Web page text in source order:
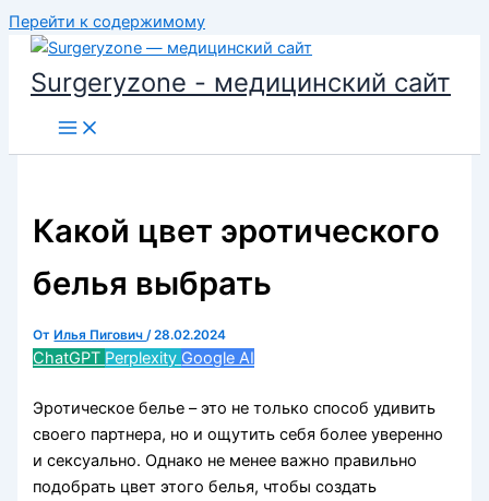
Перейти к содержимому
Surgeryzone - медицинский сайт
Какой цвет эротического
белья выбрать
От Илья Пигович/28.02.2024
ChatGPT Perplexity Google AI
Эротическое белье – это не только способ удивить
своего партнера, но и ощутить себя более уверенно
и сексуально. Однако не менее важно правильно
подобрать цвет этого белья, чтобы создать